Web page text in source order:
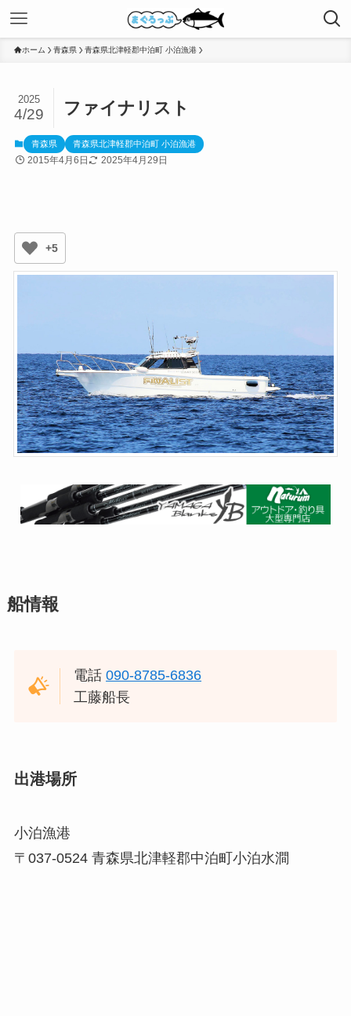
ホーム 青森県 青森県北津軽郡中泊町 小泊漁港
ファイナリスト
2025
4/29
青森県 青森県北津軽郡中泊町 小泊漁港
2015年4月6日 2025年4月29日
+5
船情報
電話090-8785-6836
工藤船長
出港場所
小泊漁港
〒037-0524 青森県北津軽郡中泊町小泊水澗